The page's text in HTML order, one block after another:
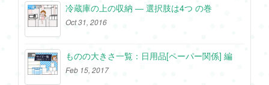
冷蔵庫の上の収納 ― 選択肢は4つ の巻
Oct 31, 2016
ものの大きさ一覧：日用品[ペーパー関係] 編
Feb 15, 2017